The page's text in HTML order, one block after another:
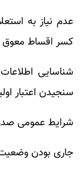
عدم نیاز به
کسر اقساط معوق
شناسایی
سنجیدن اعتبار
شرایط عمومی
جاری بودن